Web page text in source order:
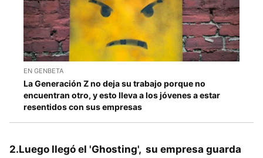
EN GENBETA
La Generación Z no deja su trabajo porque no
encuentran otro, y esto lleva a los jóvenes a estar
resentidos con sus empresas
2.Luego llegó el 'Ghosting', su empresa guarda